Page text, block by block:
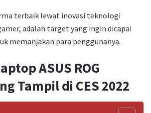
terbaik lewat inovasi teknologi
adalah target yang ingin dicapai
memanjakan para penggunanya.
ASUS ROG
Tampil di CES 2022